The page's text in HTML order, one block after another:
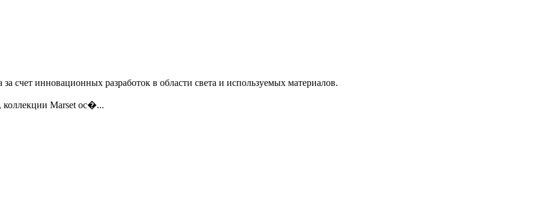
счет инновационных разработок в области света и используемых материалов.
коллекции Marset ос�...